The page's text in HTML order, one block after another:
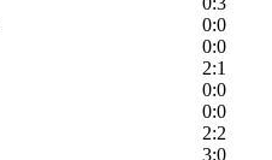
0:0
0:0
2:1
0:0
0:0
2:2
3:0